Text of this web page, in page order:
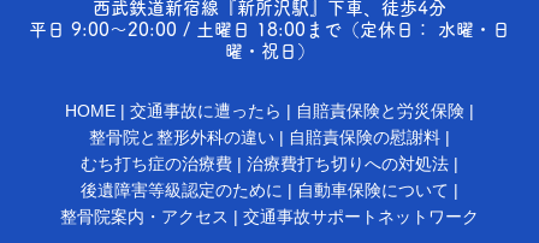
西武鉄道新宿線『新所沢駅』下車、徒歩4分
平日 9:00～20:00 / 土曜日 18:00まで（定休日： 水曜・日
曜・祝日）
HOME 交通事故に遭ったら
自賠責保険と労災保険
整骨院と整形外科の違い
自賠責保険の慰謝料
むち打ち症の治療費
治療費打ち切りへの対処法
後遺障害等級認定のために
自動車保険について
整骨院案内・アクセス
交通事故サポートネットワーク